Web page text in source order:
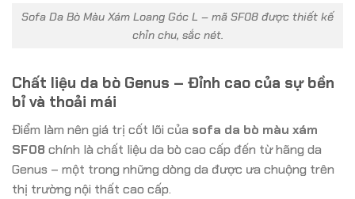
Sofa Da Bò Màu Xám Loang Góc L – mã SF08 được thiết kế
chỉn chu, sắc nét.
Chất liệu da bò Genus – Đỉnh cao của sự bền
bỉ và thoải mái
Điểm làm nên giá trị cốt lõi của sofa da bò màu xám
SF08 chính là chất liệu da bò cao cấp đến từ hãng da
Genus – một trong những dòng da được ưa chuộng trên
thị trường nội thất cao cấp.